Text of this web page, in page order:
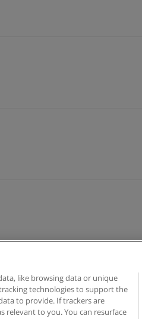
Allgemeinen geschäftsbedingungen
like browsing data or unique
technologies to support the
to provide. If trackers are
relevant to you. You can resurface